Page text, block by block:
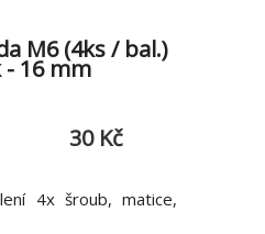
M6 (4ks / bal.)
- 16 mm
30 Kč
4x šroub, matice,